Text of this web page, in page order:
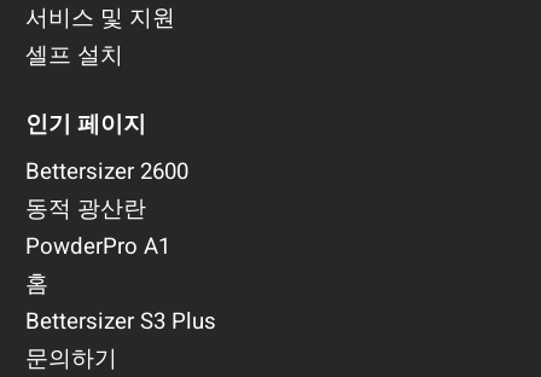
서비스 및 지원
셀프 설치
인기 페이지
Bettersizer 2600
동적 광산란
PowderPro A1
홈
Bettersizer S3 Plus
문의하기